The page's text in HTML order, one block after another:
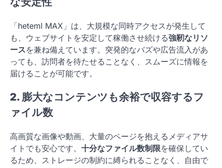
「heteml MAX」は、大規模な同時アクセスが発生して
も、ウェブサイトを安定して稼働させ続ける強靭なリソ
ースを兼ね備えています。突発的なバズや広告流入があ
っても、訪問者を待たせることなく、スムーズに情報を
届けることが可能です。
2. 膨大なコンテンツも余裕で収容するフ
ァイル数
高画質な画像や動画、大量のページを抱えるメディアサ
イトでも安心です。 十分なファイル数制限を確保してい
るため、ストレージの制約に縛られることなく、自由で